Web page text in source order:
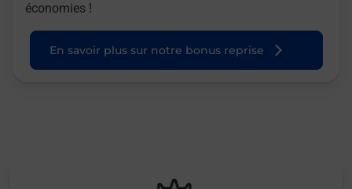
économies !
En savoir plus sur notre bonus reprise